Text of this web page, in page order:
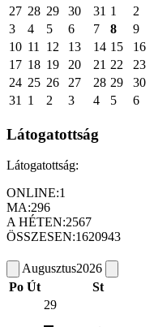
27 28 29 30 31 1
2
3
4 5 6 7 8
9
10 11 12 13 14 15
16
17 18 19 20 21 22
23
24 25 26 27 28 29
30
31
1 2 3 4 5 6
Látogatottság
Látogatottság:
ONLINE:1
MA:296
A HÉTEN:2567
ÖSSZESEN:1620943
Augusztus2026
Po Út St
29